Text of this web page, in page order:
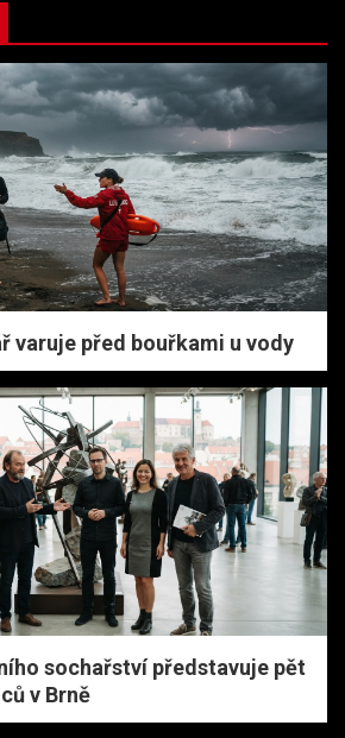
varuje před bouřkami u vody
sochařství představuje pět
v Brně